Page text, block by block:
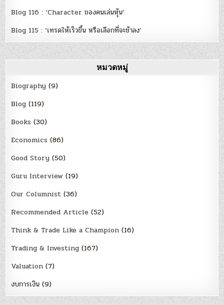
Blog 116 : ‘Character ของคนเล่นหุ้น’
Blog 115 : ‘เทรดให้เร็วขึ้น หรือเลือกที่จะช้าลง’
หมวดหมู่
Biography (9)
Blog (119)
Books (30)
Economics (86)
Good Story (50)
Guru Interview (19)
Our Columnist (36)
Recommended Article (52)
Think & Trade Like a Champion (16)
Trading & Investing (167)
Valuation (7)
งบการเงิน (9)